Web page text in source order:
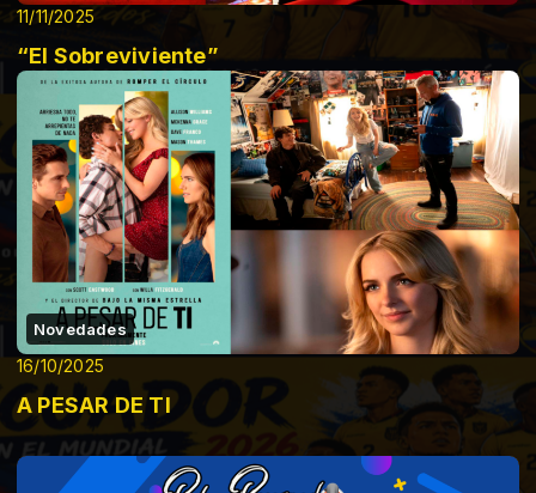
11/11/2025
“El Sobreviviente”
Novedades
16/10/2025
A PESAR DE TI